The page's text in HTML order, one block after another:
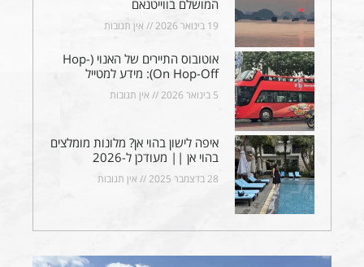
המושלם בווייטנאם
19 בינואר 2026 אין תגובות
אוטובוס התיירים של האנוי (Hop-
On Hop-Off): מידע למטייל
5 בינואר 2026 אין תגובות
איפה לישון בהוי אן? מלונות מומלצים
בהוי אן || מעודכן ל-2026
28 בדצמבר 2025 אין תגובות